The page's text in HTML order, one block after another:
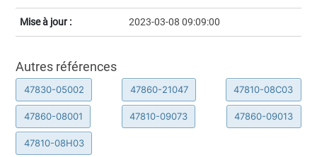
Mise à jour : 2023-03-08 09:09:00
Autres références
47830-05002 47860-21047 47810-08C03
47860-08001 47810-09073 47860-09013
47810-08H03